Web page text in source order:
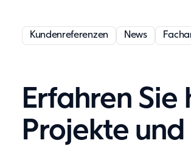
Kundenreferenzen News
Erfahren Sie
Projekte